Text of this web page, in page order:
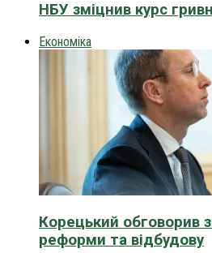
НБУ зміцнив курс
Економіка
Корецький обговорив
реформи та відбудову